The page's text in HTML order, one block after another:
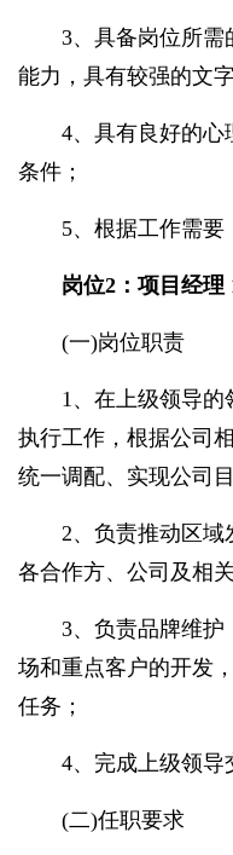
3、具备岗位所需
能力，具有较强的文
4、具有良好的
条件；
5、根据工作需要
岗位2：项目经理
(一)岗位职责
1、在上级领导
执行工作，根据公司
统一调配、实现公司目
2、负责推动区
各合作方、公司及相
3、负责品牌维
场和重点客户的开发
任务；
4、完成上级领导
(二)任职要求